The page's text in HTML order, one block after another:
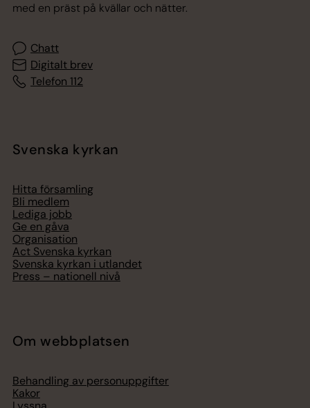
med en präst på kvällar och nätter.
Chatt
Digitalt brev
Telefon 112
Svenska kyrkan
Hitta församling
Bli medlem
Lediga jobb
Ge en gåva
Organisation
Act Svenska kyrkan
Svenska kyrkan i utlandet
Press – nationell nivå
Om webbplatsen
Behandling av personuppgifter
Kakor